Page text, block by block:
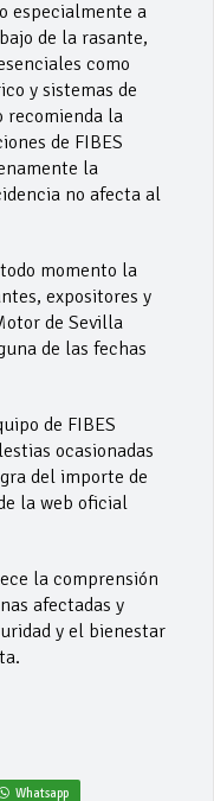
especialmente a
de la rasante,
como
y sistemas de
recomienda la
de FIBES
la
no afecta al
momento la
expositores y
de Sevilla
de las fechas
de FIBES
ocasionadas
del importe de
la web oficial
la comprensión
afectadas y
y el bienestar
Whatsapp